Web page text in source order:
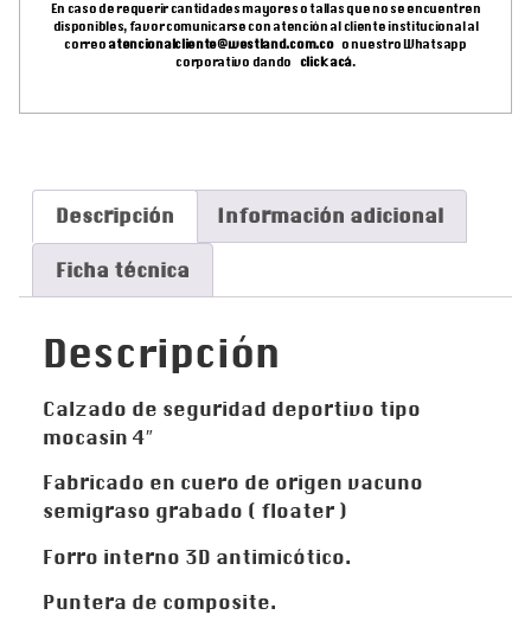
En caso de requerir cantidades mayores o tallas que no se encuentren
disponibles, favor comunicarse con atención al cliente institucional al
correoatencionalcliente@westland.com.coo nuestro Whatsapp
corporativo dando click acá.
Descripción Información adicional
Ficha técnica
Descripción
Calzado de seguridad deportivo tipo
mocasin 4″
Fabricado en cuero de origen vacuno
semigraso grabado ( floater )
Forro interno 3D antimicótico.
Puntera de composite.